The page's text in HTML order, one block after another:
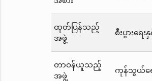
ထုတ်ပြန်သည့်
အဖွဲ့
စီးပွားရေ
တာဝန်ယူသည့်
အဖွဲ့
ကုန်သွယ်ရေ